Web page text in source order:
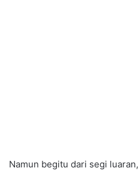
Namun begitu dari segi